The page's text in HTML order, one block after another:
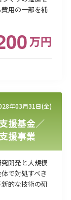
用の一部を補
万円
年03月31日(金)
援基金／
援事業
開発と大規模
で対処すべき
的な技術の研